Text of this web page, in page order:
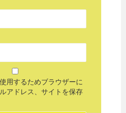
用するためブラウザーに
アドレス、サイトを保存